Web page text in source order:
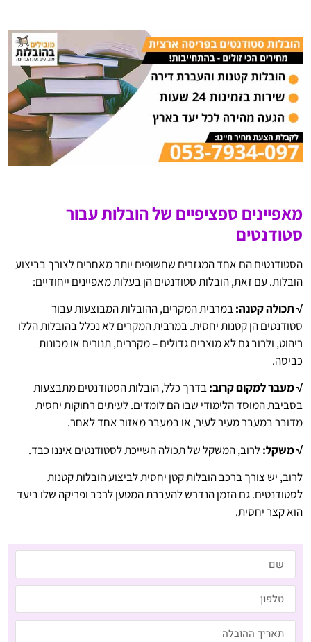
מאפיינים ספציפיים של הובלות עבור
סטודנטים
הסטודנטים הם אחד המגזרים שחשופים יותר מאחרים לצורך בביצוע
הובלות. עם זאת, הובלות סטודנטים הן בעלות מאפיינים ייחודיים:
√ תכולה קטנה:במרבית המקרים, ההובלות המבוצעות עבור
סטודנטים הן קטנות יחסית. במרבית המקרים לא נכלל בהובלות הללו
ריהוט, ולרוב גם לא מוצרים גדולים – מקררים, תנורים או מכונות
כביסה.
√ מעבר למקום קרוב:בדרך כלל, הובלות הסטודנטים מתבצעות
בסביבת המוסד הלימודי שבו הם לומדים. לעיתים רחוקות יחסית
מדובר במעבר מעיר לעיר, או במעבר מאזור אחד לאחר.
√ משקל:לרוב, המשקל של תכולה השייכת לסטודנטים איננו כבד.
לרוב, יש צורך ברכב הובלות קטן יחסית לביצוע הובלות קטנות
לסטודנטים. גם הזמן הנדרש להעברת המטען לרכב ופריקה שלו ביעד
הוא קצר יחסית.